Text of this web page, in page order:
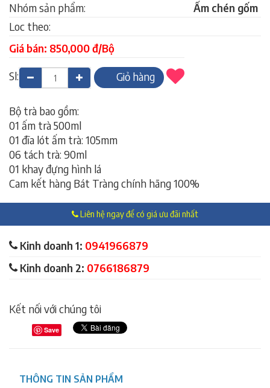
Nhóm sản phẩm:
Ấm chén gốm
Loc theo:
Giá bán: 850,000 đ/Bộ
Sl:
Giỏ hàng
Bộ trà bao gồm:
01 ấm trà 500ml
01 đĩa lót ấm trà: 105mm
06 tách trà: 90ml
01 khay đựng hình lá
Cam kết hàng Bát Tràng chính hãng 100%
Liên hệ ngay để có giá ưu đãi nhất
Kinh doanh 1: 0941966879
Kinh doanh 2: 0766186879
Kết nối với chúng tôi
Save
THÔNG TIN SẢN PHẨM